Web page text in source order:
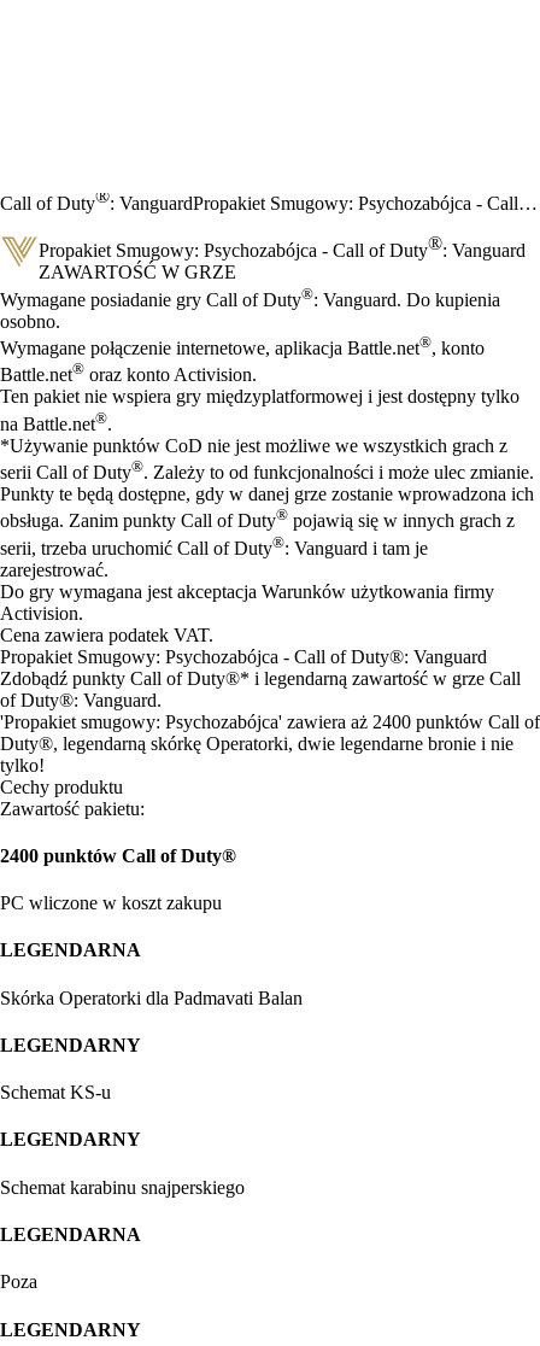
Call of Duty®: Vanguard Propakiet Smugowy: Psychozabójca - Call of Duty
Propakiet Smugowy: Psychozabójca - Call of Duty®: Vanguard
ZAWARTOŚĆ W GRZE
Cena
Available actions
Wymagane posiadanie gry Call of Duty®: Vanguard. Do kupienia
osobno.
Wymagane połączenie internetowe, aplikacja Battle.net®, konto
Battle.net® oraz konto Activision.
Ten pakiet nie wspiera gry międzyplatformowej i jest dostępny tylko
na Battle.net®.
*Używanie punktów CoD nie jest możliwe we wszystkich grach z
serii Call of Duty®. Zależy to od funkcjonalności i może ulec zmianie.
Punkty te będą dostępne, gdy w danej grze zostanie wprowadzona ich
obsługa. Zanim punkty Call of Duty® pojawią się w innych grach z
serii, trzeba uruchomić Call of Duty®: Vanguard i tam je
zarejestrować.
Do gry wymagana jest akceptacja Warunków użytkowania firmy
Activision.
Cena zawiera podatek VAT.
Propakiet Smugowy: Psychozabójca - Call of Duty®: Vanguard
Zdobądź punkty Call of Duty®* i legendarną zawartość w grze Call
of Duty®: Vanguard.
'Propakiet smugowy: Psychozabójca' zawiera aż 2400 punktów Call of
Duty®, legendarną skórkę Operatorki, dwie legendarne bronie i nie
tylko!
Cechy produktu
Zawartość pakietu:
2400 punktów Call of Duty®
PC wliczone w koszt zakupu
LEGENDARNA
Skórka Operatorki dla Padmavati Balan
LEGENDARNY
Schemat KS-u
LEGENDARNY
Schemat karabinu snajperskiego
LEGENDARNA
Poza
LEGENDARNY